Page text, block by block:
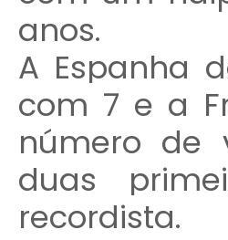
anos.
A Espanha
com 7 e a
número de
duas
recordista.